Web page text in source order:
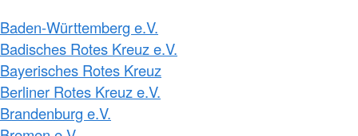
Baden-Württemberg e.V.
Badisches Rotes Kreuz e.V.
Bayerisches Rotes Kreuz
Berliner Rotes Kreuz e.V.
Brandenburg e.V.